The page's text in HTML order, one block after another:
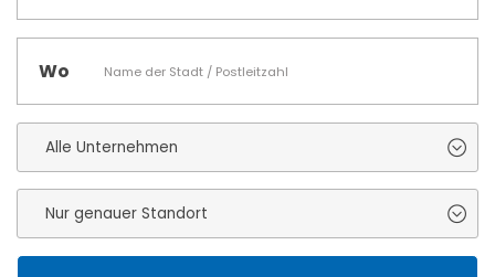
Wo